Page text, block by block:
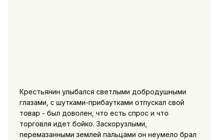
Крестьянин улыбался светлыми добродушными
глазами, с шутками-прибаутками отпускал свой
товар - был доволен, что есть спрос и что
торговля идет бойко. Заскорузлыми,
перемазанными землей пальцами он неумело брал